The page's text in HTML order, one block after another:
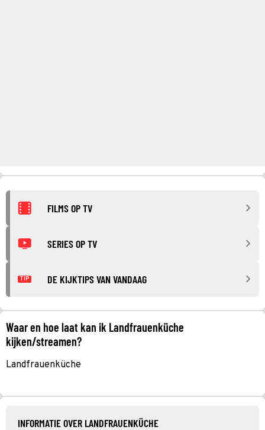
FILMS OP TV
SERIES OP TV
TIP DE KIJKTIPS VAN VANDAAG
Waar en hoe laat kan ik Landfrauenküche
kijken/streamen?
Landfrauenküche
INFORMATIE OVER LANDFRAUENKÜCHE